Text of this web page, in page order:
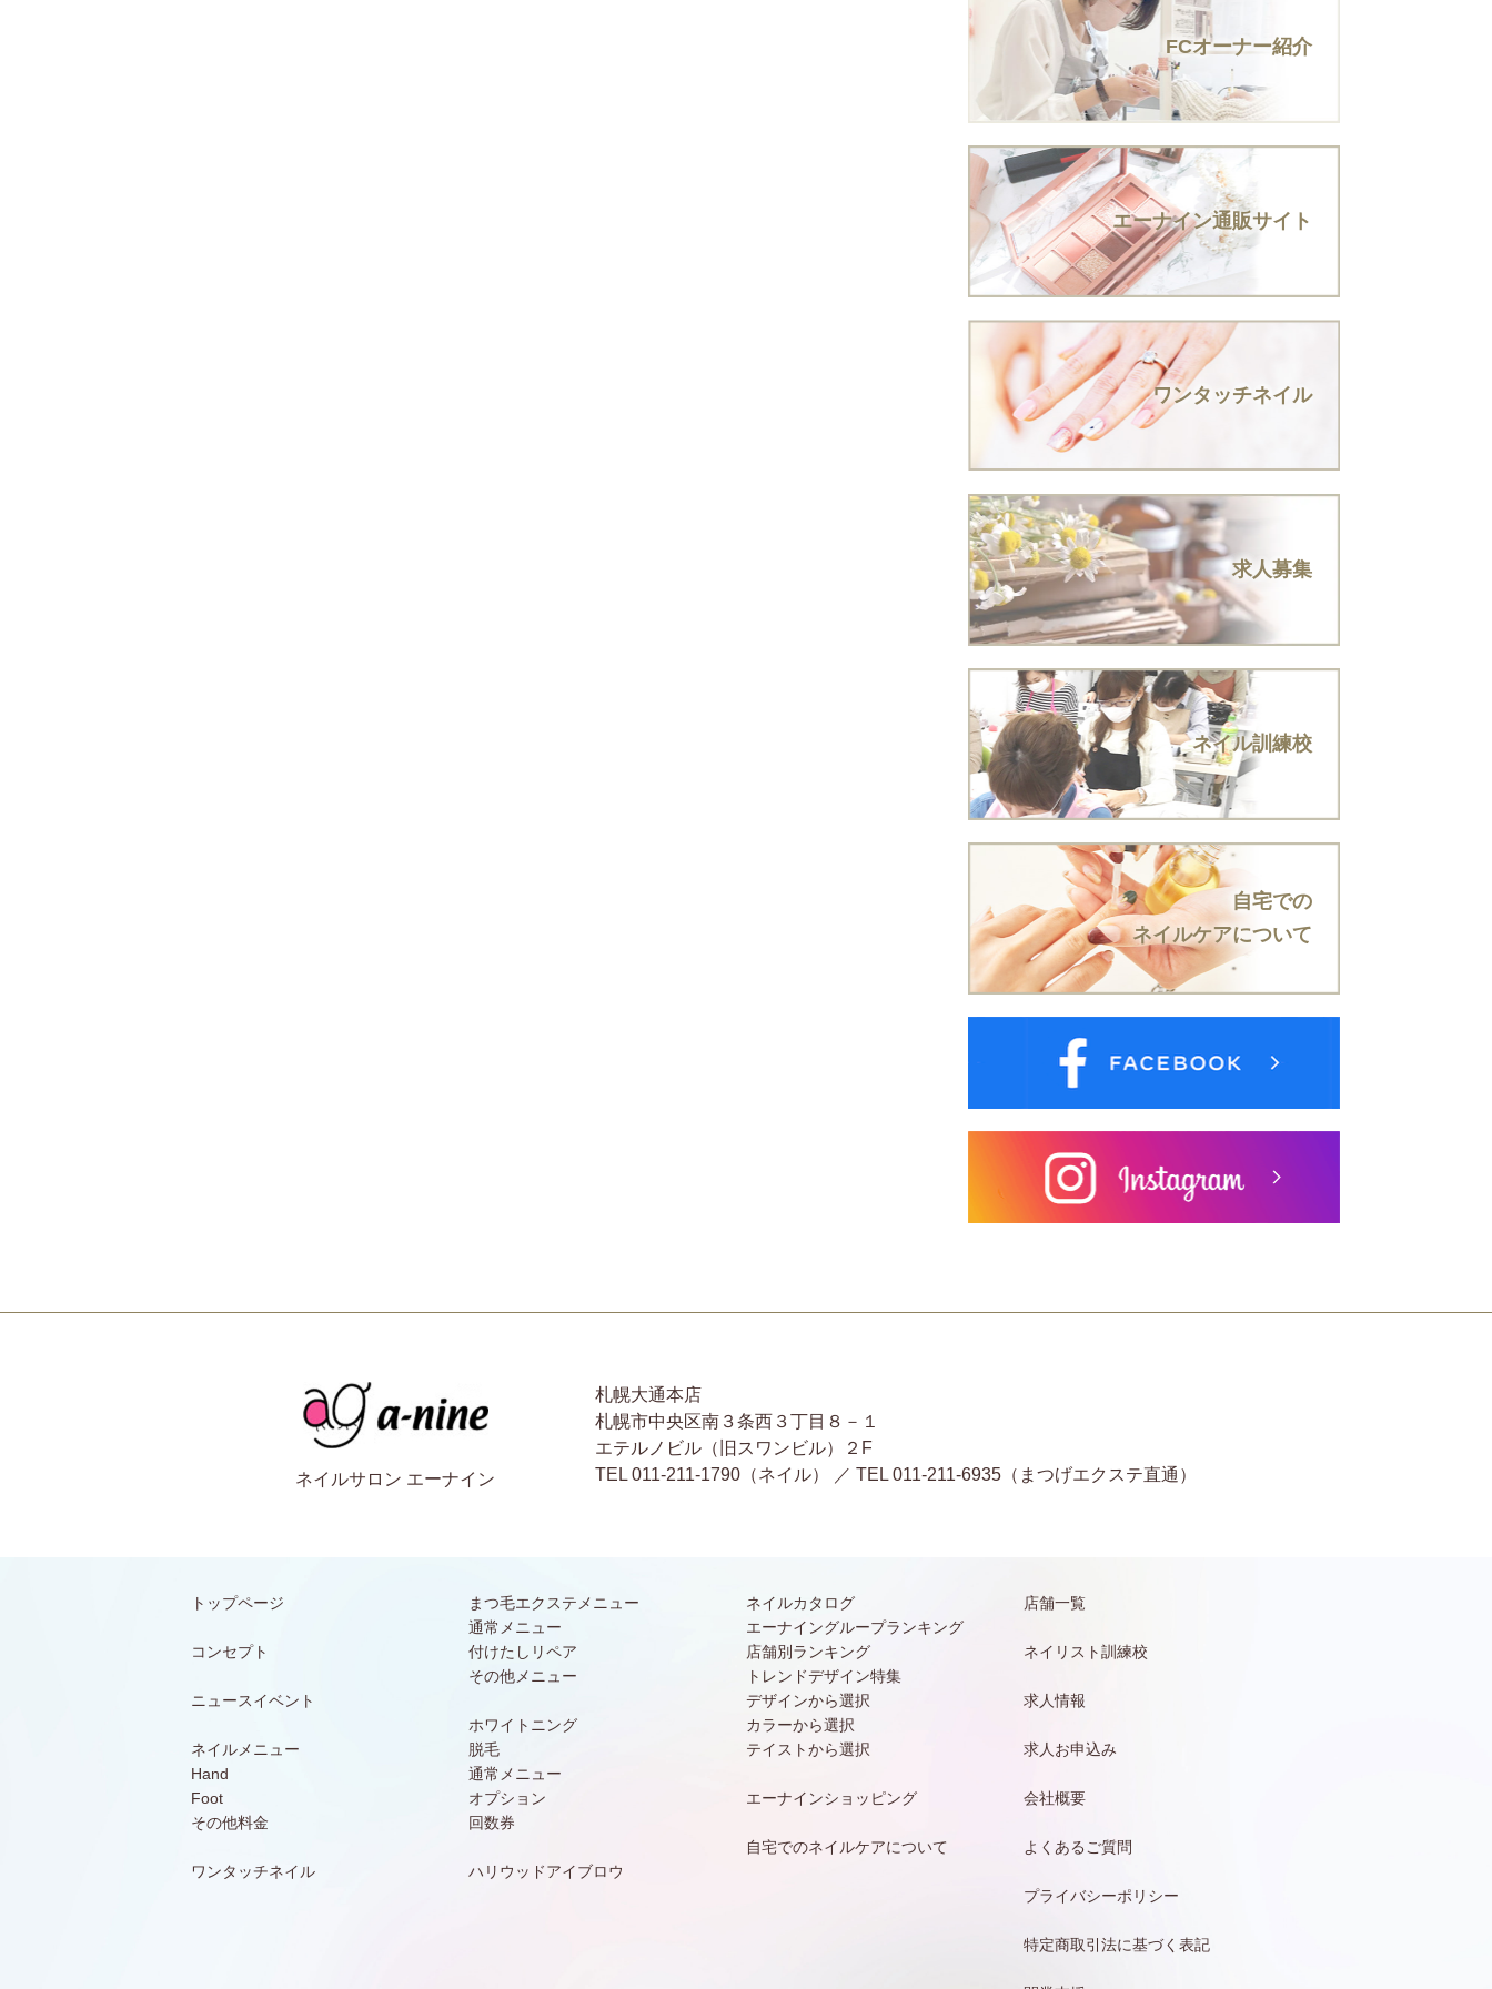
FCオーナー紹介
エーナイン通販サイト
ワンタッチネイル
求人募集
ネイル訓練校
自宅での
ネイルケアについて
ネイルサロン エーナイン
札幌大通本店
札幌市中央区南３条西３丁目８－１
エテルノビル（旧スワンビル）２F
TEL 011-211-1790（ネイル） ／ TEL 011-211-6935（まつげエクステ直通）
トップページ
コンセプト
ニュースイベント
ネイルメニュー
Hand
Foot
その他料金
ワンタッチネイル
まつ毛エクステメニュー
通常メニュー
付けたしリペア
その他メニュー
ホワイトニング
脱毛
通常メニュー
オプション
回数券
ハリウッドアイブロウ
ネイルカタログ
エーナイングループランキング
店舗別ランキング
トレンドデザイン特集
デザインから選択
カラーから選択
テイストから選択
エーナインショッピング
自宅でのネイルケアについて
店舗一覧
ネイリスト訓練校
求人情報
求人お申込み
会社概要
よくあるご質問
プライバシーポリシー
特定商取引法に基づく表記